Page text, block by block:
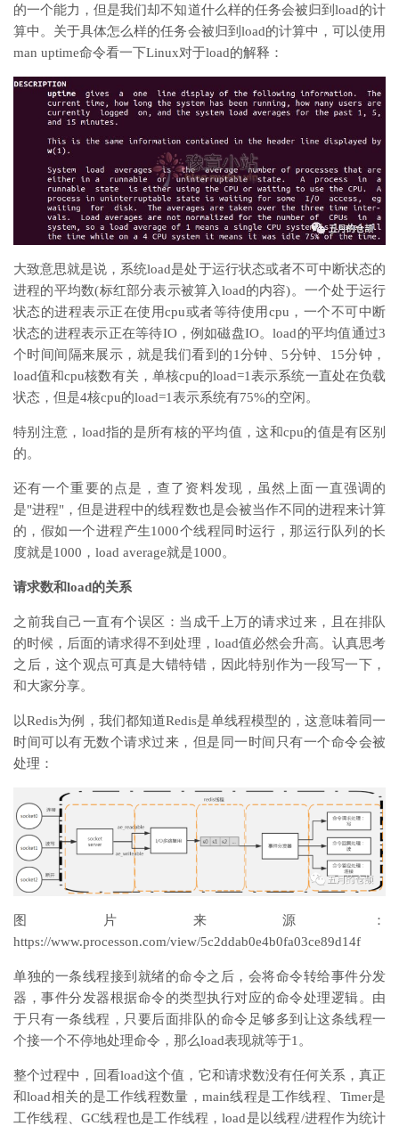
的一个能力，但是我们却不知道什么样的任务会被归到load的计
算中。关于具体怎么样的任务会被归到load的计算中，可以使用
man uptime命令看一下Linux对于load的解释：
大致意思就是说，系统load是处于运行状态或者不可中断状态的
进程的平均数(标红部分表示被算入load的内容)。一个处于运行
状态的进程表示正在使用cpu或者等待使用cpu，一个不可中断
状态的进程表示正在等待IO，例如磁盘IO。load的平均值通过3
个时间间隔来展示，就是我们看到的1分钟、5分钟、15分钟，
load值和cpu核数有关，单核cpu的load=1表示系统一直处在负载
状态，但是4核cpu的load=1表示系统有75%的空闲。
特别注意，load指的是所有核的平均值，这和cpu的值是有区别
的。
还有一个重要的点是，查了资料发现，虽然上面一直强调的
是"进程"，但是进程中的线程数也是会被当作不同的进程来计算
的，假如一个进程产生1000个线程同时运行，那运行队列的长
度就是1000，load average就是1000。
请求数和load的关系
之前我自己一直有个误区：当成千上万的请求过来，且在排队
的时候，后面的请求得不到处理，load值必然会升高。认真思考
之后，这个观点可真是大错特错，因此特别作为一段写一下，
和大家分享。
以Redis为例，我们都知道Redis是单线程模型的，这意味着同一
时间可以有无数个请求过来，但是同一时间只有一个命令会被
处理：
图片来源：
https://www.processon.com/view/5c2ddab0e4b0fa03ce89d14f
单独的一条线程接到就绪的命令之后，会将命令转给事件分发
器，事件分发器根据命令的类型执行对应的命令处理逻辑。由
于只有一条线程，只要后面排队的命令足够多到让这条线程一
个接一个不停地处理命令，那么load表现就等于1。
整个过程中，回看load这个值，它和请求数没有任何关系，真正
和load相关的是工作线程数量，main线程是工作线程、Timer是
工作线程、GC线程也是工作线程，load是以线程/进程作为统计